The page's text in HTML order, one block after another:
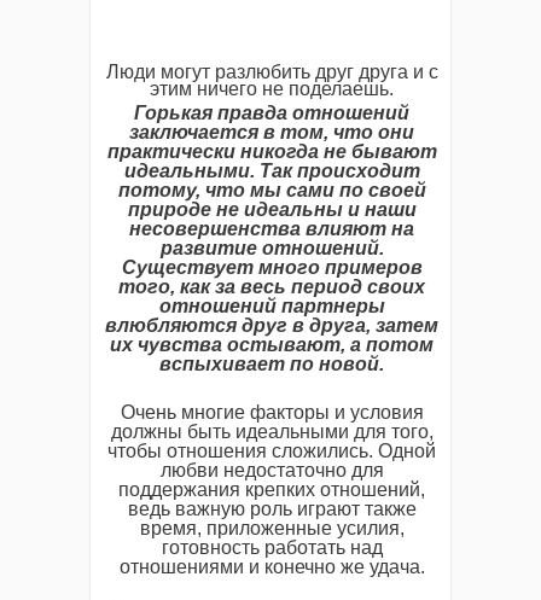
Люди могут разлюбить друг друга и с
этим ничего не поделаешь.
Горькая правда отношений
заключается в том, что они
практически никогда не бывают
идеальными. Так происходит
потому, что мы сами по своей
природе не идеальны и наши
несовершенства влияют на
развитие отношений.
Существует много примеров
того, как за весь период своих
отношений партнеры
влюбляются друг в друга, затем
их чувства остывают, а потом
вспыхивает по новой.
Очень многие факторы и условия
должны быть идеальными для того,
чтобы отношения сложились. Одной
любви недостаточно для
поддержания крепких отношений,
ведь важную роль играют также
время, приложенные усилия,
готовность работать над
отношениями и конечно же удача.